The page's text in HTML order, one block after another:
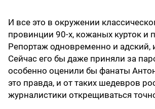
И все это в окружении
провинции 90-х, кожаных курток и
Репортаж одновременно и адский,
Сейчас его бы даже приняли за
особенно оценили бы фанаты
это правда, и от таких шедевров
журналистики открещиваться